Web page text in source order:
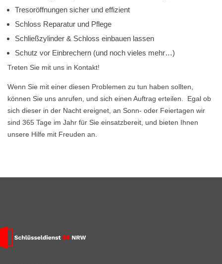
Tresoröffnungen sicher und effizient
Schloss Reparatur und Pflege
Schließzylinder & Schloss einbauen lassen
Schutz vor Einbrechern (und noch vieles mehr…)
Treten Sie mit uns in Kontakt!
Wenn Sie mit einer diesen Problemen zu tun haben sollten,
können Sie uns anrufen, und sich einen Auftrag erteilen. Egal ob
sich dieser in der Nacht ereignet, an Sonn- oder Feiertagen wir
sind 365 Tage im Jahr für Sie einsatzbereit, und bieten Ihnen
unsere Hilfe mit Freuden an.